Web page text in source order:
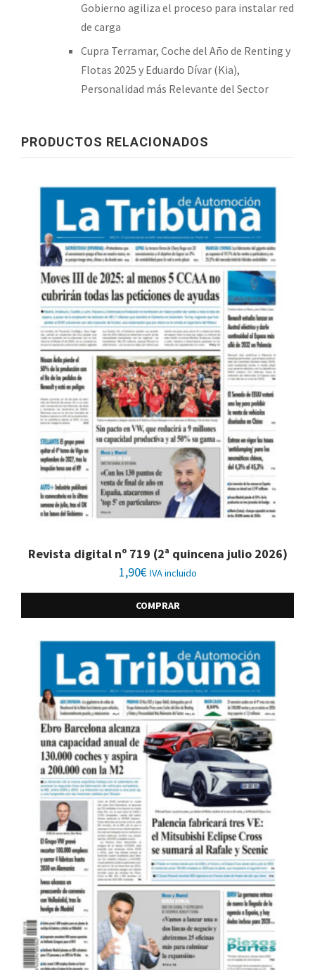
Gobierno agiliza el proceso para instalar red
de carga
Cupra Terramar, Coche del Año de Renting y
Flotas 2025 y Eduardo Dívar (Kia),
Personalidad más Relevante del Sector
PRODUCTOS RELACIONADOS
Revista digital nº 719 (2ª quincena julio 2026)
1,90€ IVA incluido
COMPRAR